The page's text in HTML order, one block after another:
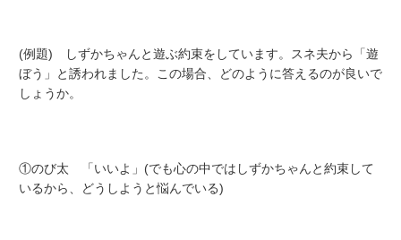
(例題) しずかちゃんと遊ぶ約束をしています。スネ夫から「遊
ぼう」と誘われました。この場合、どのように答えるのが良いで
しょうか。
①のび太 「いいよ」(でも心の中ではしずかちゃんと約束して
いるから、どうしようと悩んでいる)